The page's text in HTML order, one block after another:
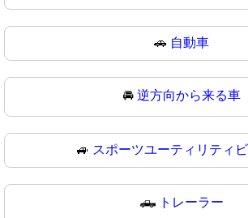
🚗 自動車
🚘 逆方向から来る車
🚙 スポーツユーティリティ
🛻 トレーラー